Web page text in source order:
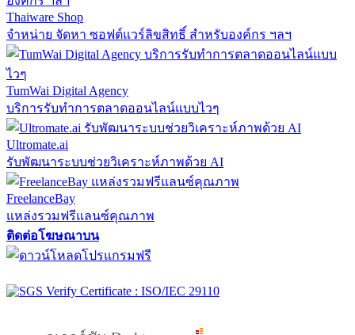
Thaiware Shop
จำหน่าย จัดหา ซอฟต์แวร์ลิขสิทธิ์ สำหรับองค์กร ฯลฯ
TumWai Digital Agency
บริการรับทำการตลาดออนไลน์แบบไวๆ
Ultromate.ai
รับพัฒนาระบบช่วยวิเคราะห์ภาพด้วย AI
FreelanceBay
แหล่งรวมฟรีแลนซ์คุณภาพ
ติดต่อโฆษณาบน